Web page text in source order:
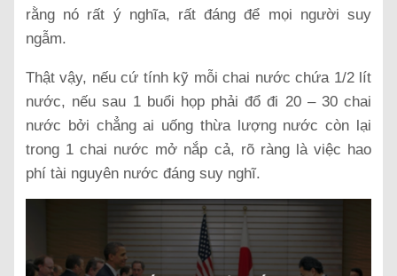
rằng nó rất ý nghĩa, rất đáng để mọi người suy
ngẫm.
Thật vậy, nếu cứ tính kỹ mỗi chai nước chứa 1/2 lít
nước, nếu sau 1 buổi họp phải đổ đi 20 – 30 chai
nước bởi chẳng ai uống thừa lượng nước còn lại
trong 1 chai nước mở nắp cả, rõ ràng là việc hao
phí tài nguyên nước đáng suy nghĩ.